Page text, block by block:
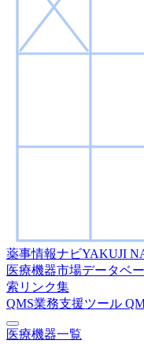
薬事情報ナビYAKUJI
医療機器市場データベ
索 リンク集
QMS業務支援ツール
医療機器一覧